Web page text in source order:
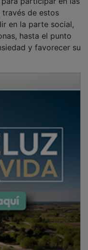
de estos
en la parte social,
hasta el punto
y favorecer su